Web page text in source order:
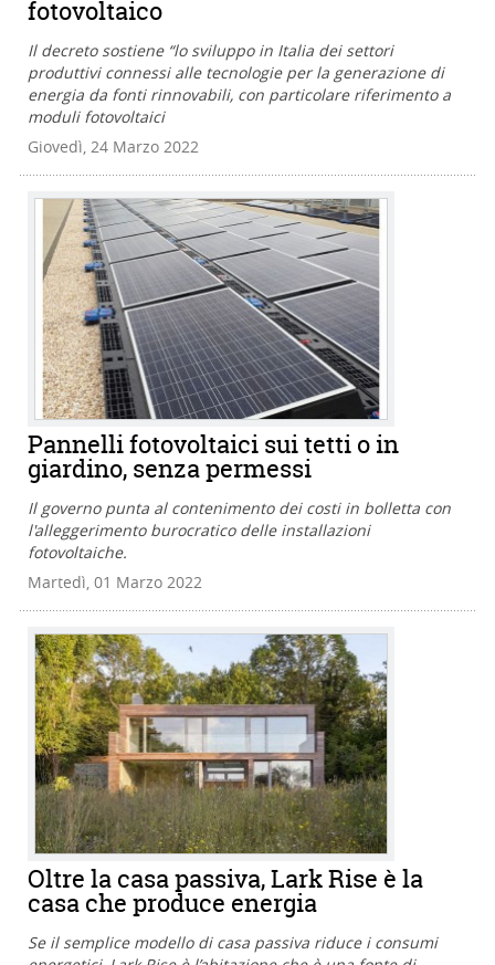
fotovoltaico
Il decreto sostiene “lo sviluppo in Italia dei settori
produttivi connessi alle tecnologie per la generazione di
energia da fonti rinnovabili, con particolare riferimento a
moduli fotovoltaici
Giovedì, 24 Marzo 2022
Pannelli fotovoltaici sui tetti o in
giardino, senza permessi
Il governo punta al contenimento dei costi in bolletta con
l'alleggerimento burocratico delle installazioni
fotovoltaiche.
Martedì, 01 Marzo 2022
Oltre la casa passiva, Lark Rise è la
casa che produce energia
Se il semplice modello di casa passiva riduce i consumi